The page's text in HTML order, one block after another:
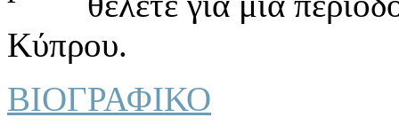
Κύπρου.
ΒΙΟΓΡΑΦΙΚΟ